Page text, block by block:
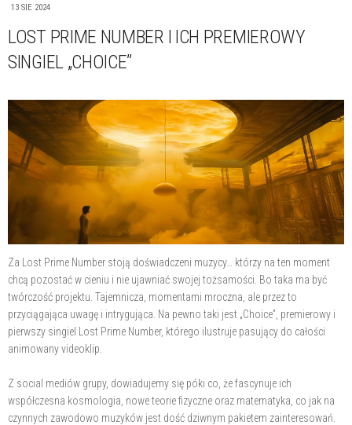
13 SIE 2024
LOST PRIME NUMBER I ICH PREMIEROWY
SINGIEL „CHOICE”
Za Lost Prime Number stoją doświadczeni muzycy… którzy na ten moment
chcą pozostać w cieniu i nie ujawniać swojej tożsamości. Bo taka ma być
twórczość projektu. Tajemnicza, momentami mroczna, ale przez to
przyciągająca uwagę i intrygująca. Na pewno taki jest „Choice”, premierowy i
pierwszy singiel Lost Prime Number, którego ilustruje pasujący do całości
animowany videoklip.
Z social mediów grupy, dowiadujemy się póki co, że fascynuje ich
współczesna kosmologia, nowe teorie fizyczne oraz matematyka, co jak na
czynnych zawodowo muzyków jest dość dziwnym pakietem zainteresowań.